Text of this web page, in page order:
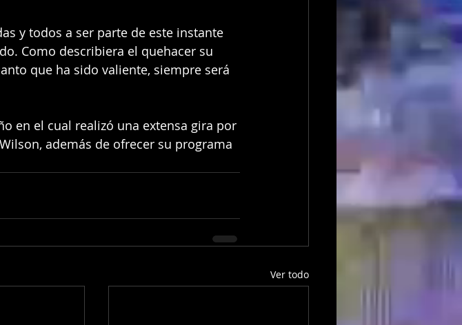
y todos a ser parte de este instante
Como describiera el quehacer su
que ha sido valiente, siempre será
en el cual realizó una extensa gira por
además de ofrecer su programa
Ver todo